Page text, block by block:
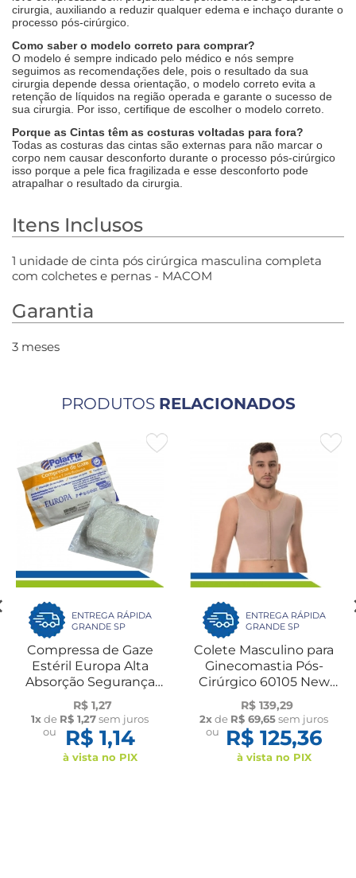
cirurgia, auxiliando a reduzir qualquer edema e inchaço durante o
processo pós-cirúrgico.
Como saber o modelo correto para comprar?
O modelo é sempre indicado pelo médico e nós sempre
seguimos as recomendações dele, pois o resultado da sua
cirurgia depende dessa orientação, o modelo correto evita a
retenção de líquidos na região operada e garante o sucesso de
sua cirurgia. Por isso, certifique de escolher o modelo correto.
Porque as Cintas têm as costuras voltadas para fora?
Todas as costuras das cintas são externas para não marcar o
corpo nem causar desconforto durante o processo pós-cirúrgico
isso porque a pele fica fragilizada e esse desconforto pode
atrapalhar o resultado da cirurgia.
Itens Inclusos
1 unidade de cinta pós cirúrgica masculina completa
com colchetes e pernas - MACOM
Garantia
3 meses
PRODUTOS RELACIONADOS
ENTREGA RÁPIDA
GRANDE SP
Compressa de Gaze
Estéril Europa Alta
Absorção Segurança
para Curativos
R$ 1,27
1xde R$ 1,27sem juros
ou
R$ 1,14
à vista no PIX
ENTREGA RÁPIDA
GRANDE SP
Colete Masculino para
Ginecomastia Pós-
Cirúrgico 60105 New
Form
R$ 139,29
2xde R$ 69,65sem juros
ou
R$ 125,36
à vista no PIX